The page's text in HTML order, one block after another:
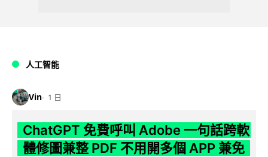
人工智能
Vin 1 日
ChatGPT 免費呼叫 Adobe 一句話跨軟
體修圖兼整 PDF 不用開多個 APP 兼免